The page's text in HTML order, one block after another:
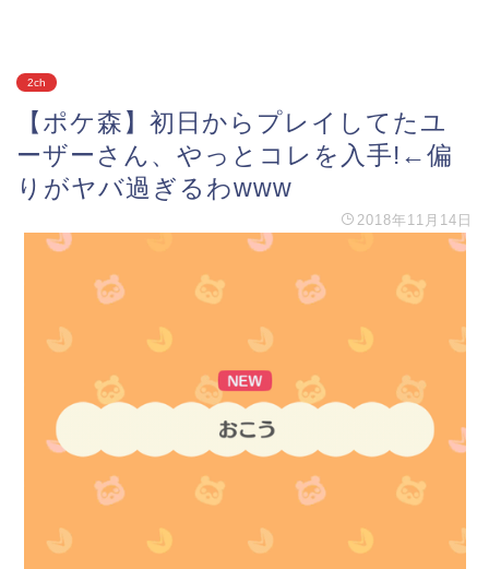
2ch
【ポケ森】初日からプレイしてたユ
ーザーさん、やっとコレを入手!←偏
りがヤバ過ぎるわwww
2018年11月14日